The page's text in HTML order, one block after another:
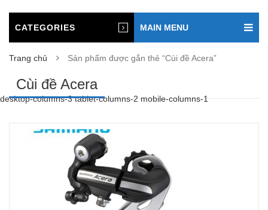
CATEGORIES MAIN MENU
Trang chủ Sản phẩm được gắn thẻ “Cùi đề Acera”
Cùi đề Acera
desktop-columns-3 tablet-columns-2 mobile-columns-1